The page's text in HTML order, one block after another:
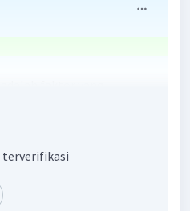
ekosistem antara
terverifikasi